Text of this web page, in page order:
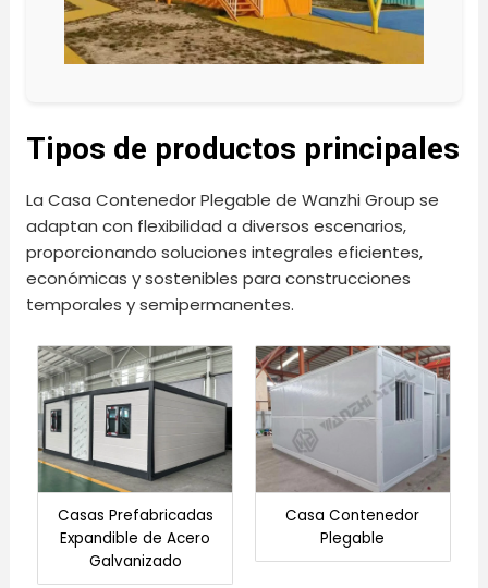
Tipos de productos principales
La Casa Contenedor Plegable de Wanzhi Group se
adaptan con flexibilidad a diversos escenarios,
proporcionando soluciones integrales eficientes,
económicas y sostenibles para construcciones
temporales y semipermanentes.
Casas Prefabricadas
Expandible de Acero
Galvanizado
Casa Contenedor
Plegable